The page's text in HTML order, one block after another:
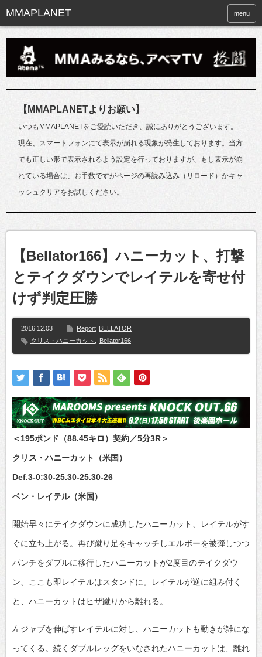
menu
【MMAPLANETよりお願い】
いつもMMAPLANETをご愛読いただき、誠にありがとうございます。
現在、スマートフォンにて表示が崩れる現象が発生しております。当方
でも正しい形で表示されるよう設定を行っておりますが、もし表示が崩
れている場合は、お手数ですがページの再読み込み（リロード）かキャ
ッシュクリアをお試しください。
【Bellator166】ハニーカット、打撃
とテイクダウンでレイテルを寄せ付
けず判定圧勝
2016.12.03 Report BELLATOR
クリス・ハニーカット
Bellator166
＜195ポンド（88.45キロ）契約／5分3R＞
クリス・ハニーカット（米国）
Def.3-0:30-25.30-25.30-26
ベン・レイテル（米国）
開始早々にテイクダウンに成功したハニーカット、レイテルがす
ぐに立ち上がる。再び蹴り足をキャッチしエルボーを被弾しつつ
パンチをダブルに移行したハニーカットが2度目のテイクダウ
ン、ここも即レイテルはスタンドに。レイテルが逆に組み付く
と、ハニーカットはヒザ蹴りから離れる。
左ジャブを伸ばすレイテルに対し、ハニーカットも動きが雑にな
ってくる。続くダブルレッグをいなされたハニーカットは、離れ